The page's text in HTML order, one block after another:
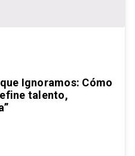
Ignoramos: Cómo
talento,